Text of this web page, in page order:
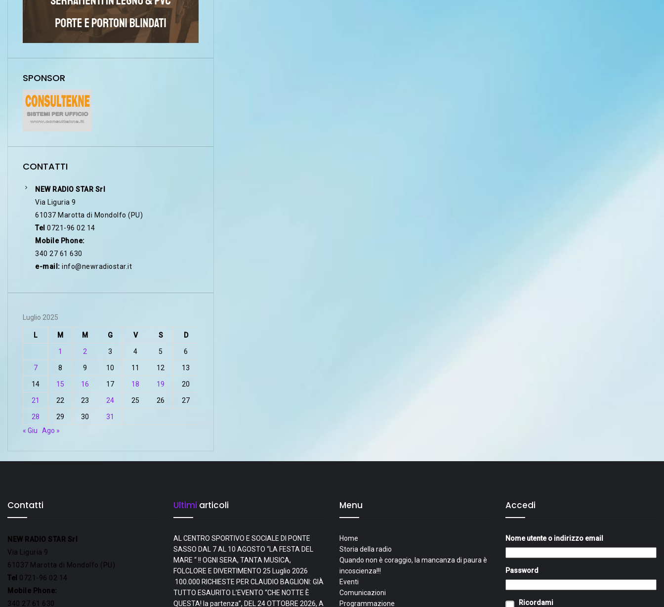
SPONSOR
CONTATTI
NEW RADIO STAR Srl
Via Liguria 9
61037 Marotta di Mondolfo (PU)
Tel 0721-96 02 14
Mobile Phone:
340 27 61 630
e-mail: info@newradiostar.it
Luglio 2025
L M M G V S D
1 2 3 4 5 6
7 8 9 10 11 12 13
14 15 16 17 18 19 20
21 22 23 24 25 26 27
28 29 30
31
« Giu
Ago »
Contatti
NEW RADIO STAR Srl
Via Liguria 9
61037 Marotta di Mondolfo (PU)
Tel 0721-96 02 14
Mobile Phone:
340 27 61 630
Ultimi articoli
AL CENTRO SPORTIVO E SOCIALE DI PONTE
SASSO DAL 7 AL 10 AGOSTO “LA FESTA DEL
MARE “ !! OGNI SERA, TANTA MUSICA,
FOLCLORE E DIVERTIMENTO 25 Luglio 2026
100.000 RICHIESTE PER CLAUDIO BAGLIONI: GIÀ
TUTTO ESAURITO L’EVENTO “CHE NOTTE È
QUESTA! la partenza”, DEL 24 OTTOBRE 2026, A
Menu
Home
Storia della radio
Quando non è coraggio, la mancanza di paura è
incoscienza!!!
Eventi
Comunicazioni
Programmazione
Accedi
Nome utente o indirizzo email
Password
Ricordami